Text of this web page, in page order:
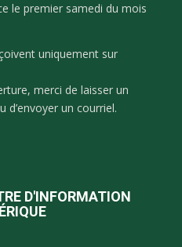
le premier samedi du mois
uniquement sur
merci de laisser un
d’envoyer un courriel.
D'INFORMATION